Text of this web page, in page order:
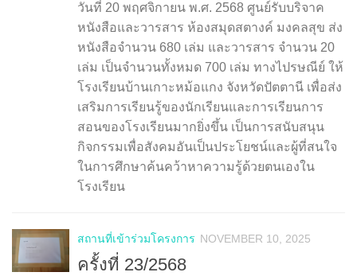
วันที่ 20 พฤศจิกายน พ.ศ. 2568 ศูนย์รับบริจาค
หนังสือและวารสาร ห้องสมุดสตางค์ มงคลสุข ส่ง
หนังสือจำนวน 680 เล่ม และวารสาร จำนวน 20
เล่ม เป็นจำนวนทั้งหมด 700 เล่ม ทางไปรษณีย์ ให้
โรงเรียนบ้านเกาะหม้อแกง จังหวัดปัตตานี เพื่อส่ง
เสริมการเรียนรู้ของนักเรียนและการเรียนการ
สอนของโรงเรียนมากยิ่งขึ้น เป็นการสนับสนุน
กิจกรรมเพื่อสังคมอันเป็นประโยชน์และผู้ที่สนใจ
ในการศึกษาค้นคว้าหาความรู้ด้วยตนเองใน
โรงเรียน
สถานที่เข้าร่วมโครงการ NOVEMBER 10, 2025
ครั้งที่ 23/2568